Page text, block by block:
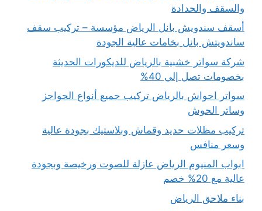
والسقف والحدادة
أسقف سندويش بانل الرياض مؤسسة – تركيب سقف
ساندويتش بانل بخامات عالية الجودة
شركة سواتر خشبية بالرياض للديكورات الحديثة
بخصومات تصل إلي 40%
سواتر احواش بالرياض تركيب جميع أنواع الحواجز
وساتر الحوش
تركيب مظلات حديد وقماش وبلاستيك بجودة عالية
وسعر منافس
ابواب المنيوم الرياض عازلة للصوت ورخيصة وبجودة
عالية مع 20% خصم
بناء ملاحق الرياض